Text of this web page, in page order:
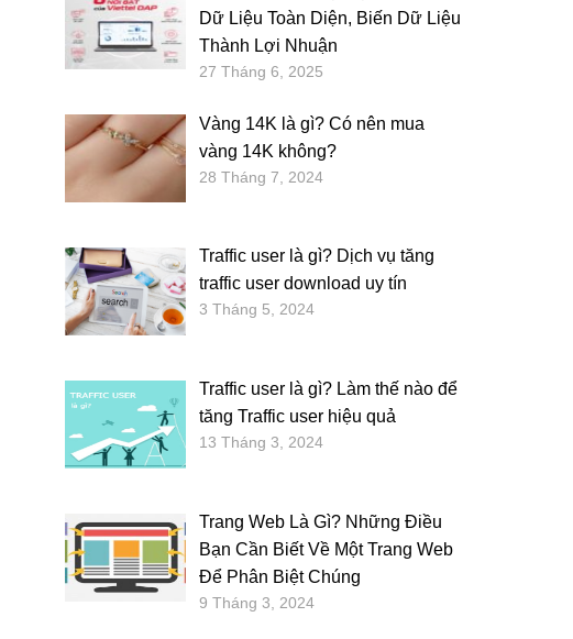
Dữ Liệu Toàn Diện, Biến Dữ Liệu
Thành Lợi Nhuận
27 Tháng 6, 2025
Vàng 14K là gì? Có nên mua
vàng 14K không?
28 Tháng 7, 2024
Traffic user là gì? Dịch vụ tăng
traffic user download uy tín
3 Tháng 5, 2024
Traffic user là gì? Làm thế nào để
tăng Traffic user hiệu quả
13 Tháng 3, 2024
Trang Web Là Gì? Những Điều
Bạn Cần Biết Về Một Trang Web
Để Phân Biệt Chúng
9 Tháng 3, 2024